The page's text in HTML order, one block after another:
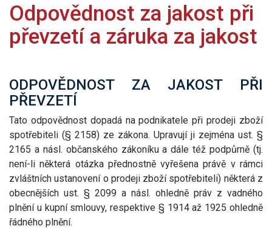
Odpovědnost za jakost při
převzetí a záruka za jakost
ODPOVĚDNOST ZA JAKOST PŘI
PŘEVZETÍ
Tato odpovědnost dopadá na podnikatele při prodeji zboží
spotřebiteli (§ 2158) ze zákona. Upravují ji zejména ust. §
2165 a násl. občanského zákoníku a dále též podpůrně (tj.
není-li některá otázka přednostně vyřešena právě v rámci
zvláštních ustanovení o prodeji zboží spotřebiteli) některá z
obecnějších ust. § 2099 a násl. ohledně práv z vadného
plnění u kupní smlouvy, respektive § 1914 až 1925 ohledně
řádného plnění.